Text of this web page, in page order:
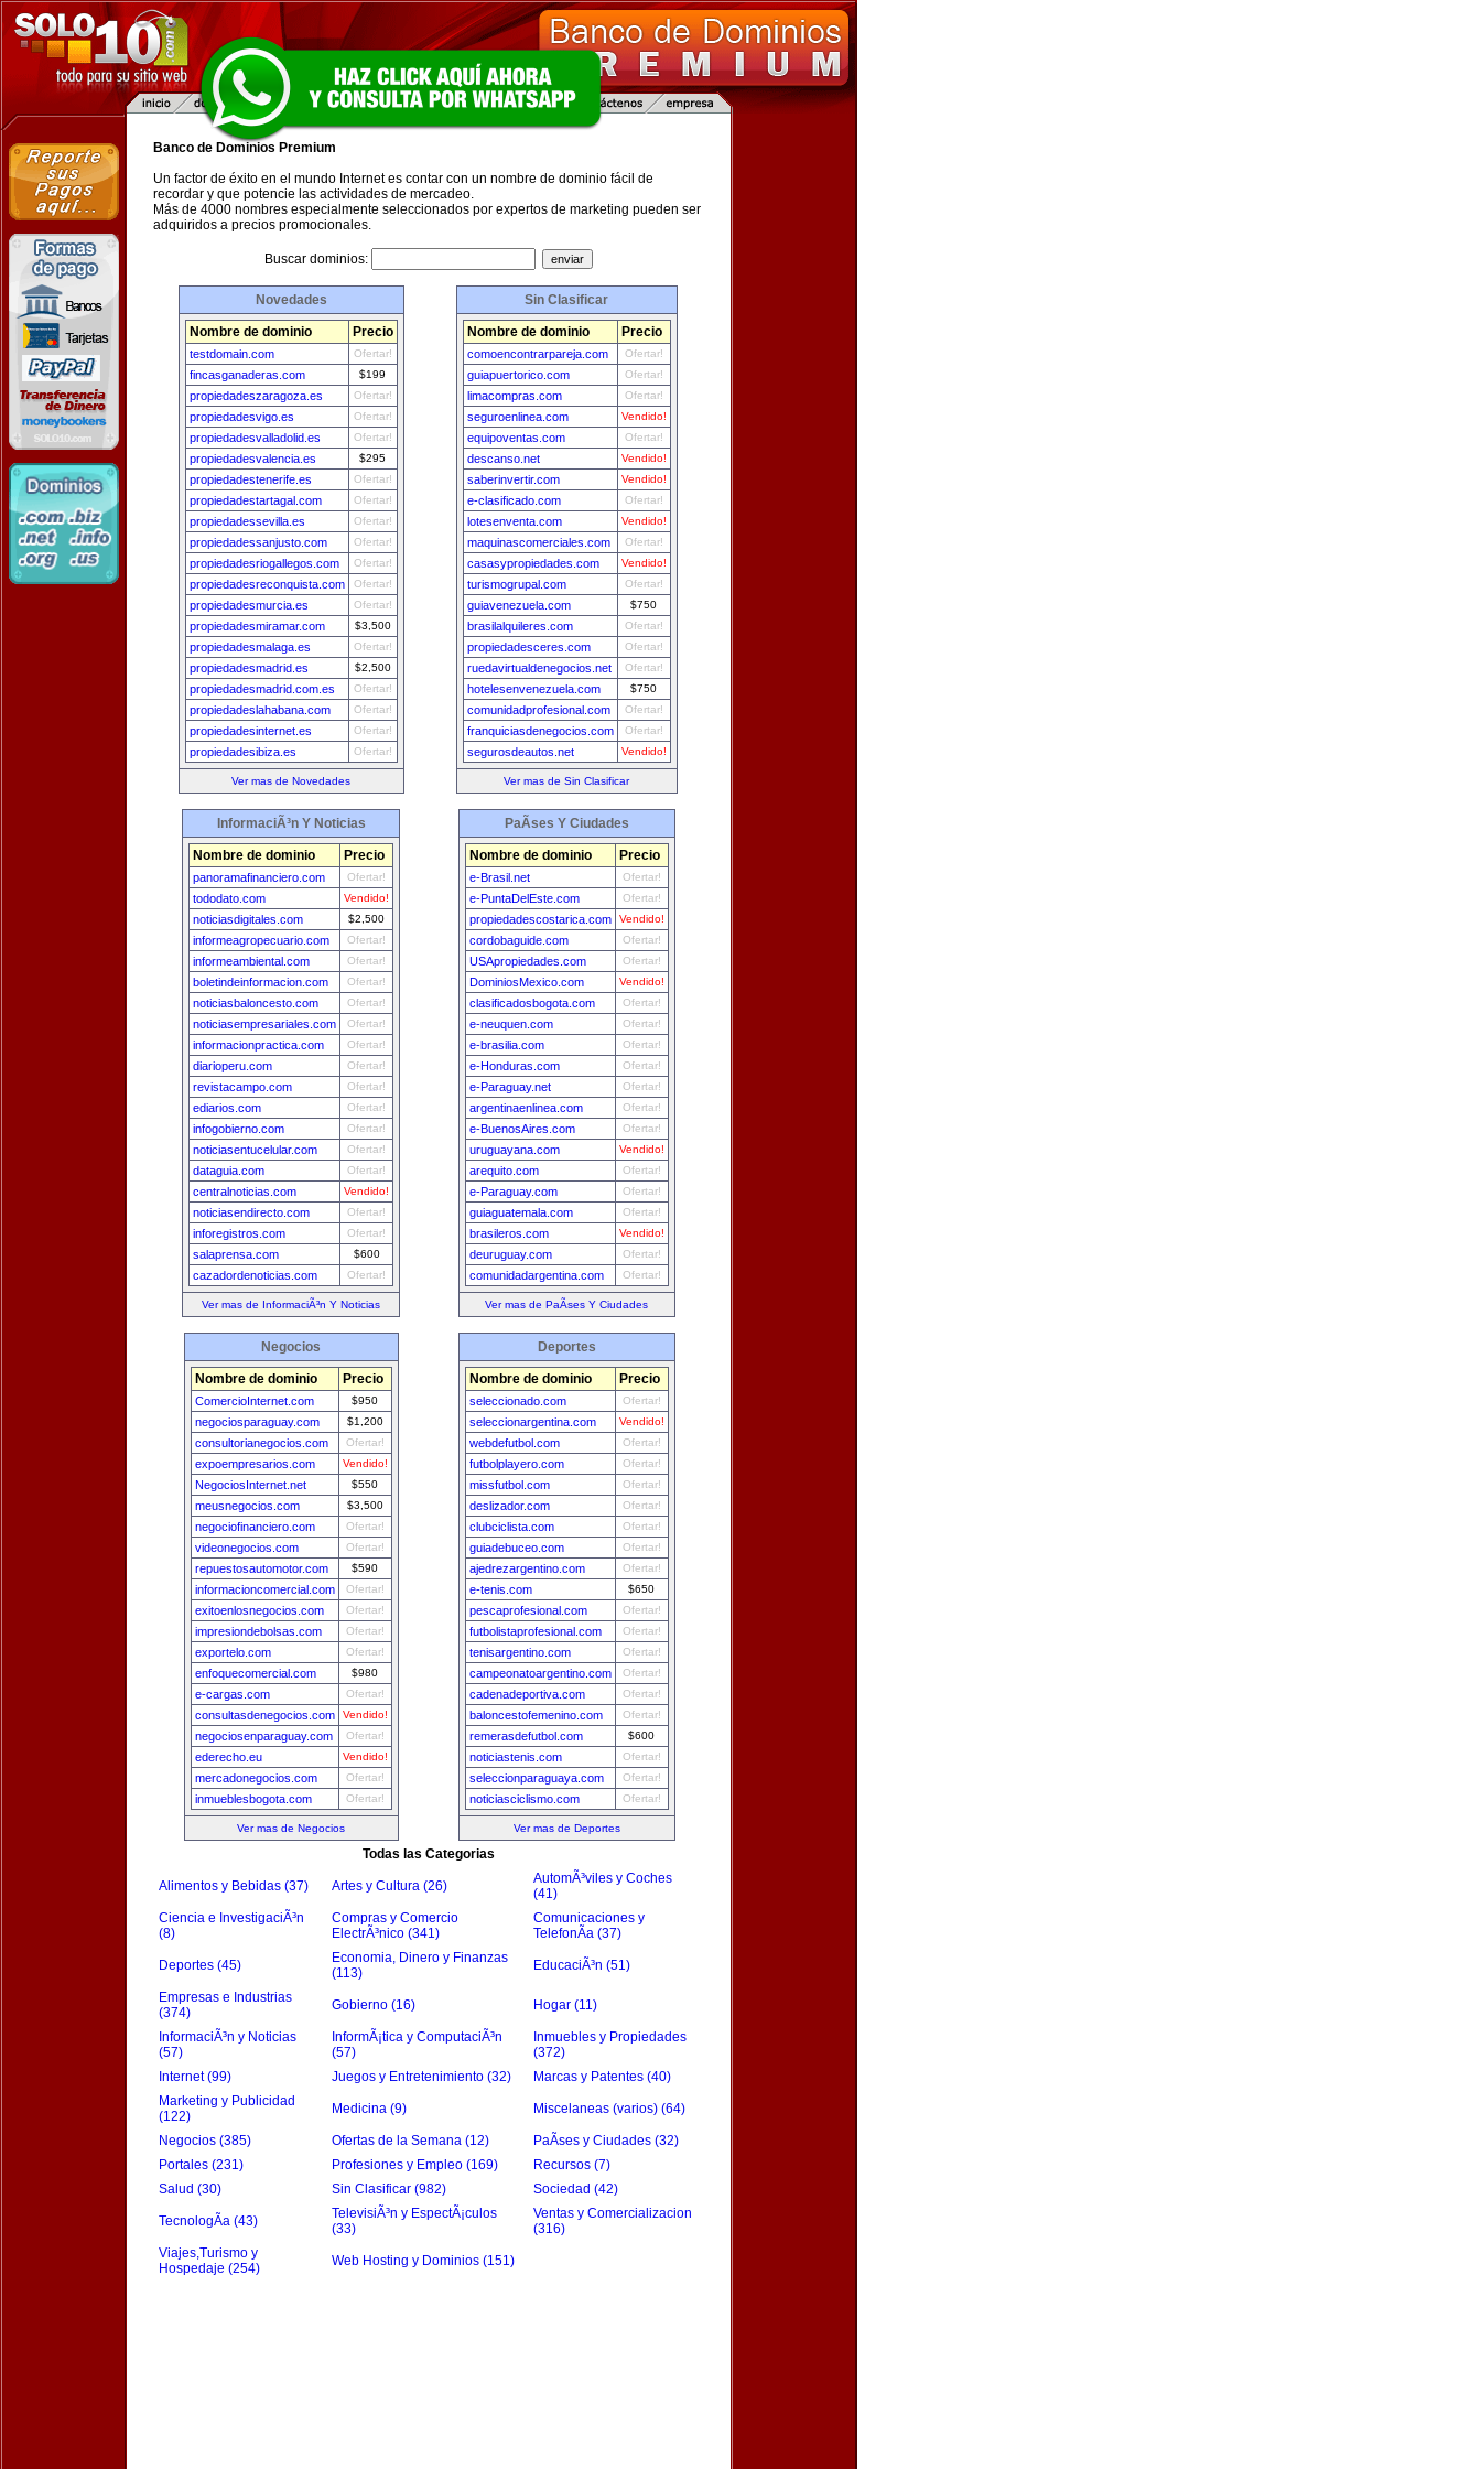
Banco de Dominios Premium
Un factor de éxito en el mundo Internet es contar con un nombre de dominio fácil de
recordar y que potencie las actividades de mercadeo.
Más de 4000 nombres especialmente seleccionados por expertos de marketing pueden ser
adquiridos a precios promocionales.
Buscar dominios:
Novedades
Nombre de dominio Precio
testdomain.com Ofertar!
fincasganaderas.com $199
propiedadeszaragoza.es Ofertar!
propiedadesvigo.es Ofertar!
propiedadesvalladolid.es Ofertar!
propiedadesvalencia.es $295
propiedadestenerife.es Ofertar!
propiedadestartagal.com Ofertar!
propiedadessevilla.es Ofertar!
propiedadessanjusto.com Ofertar!
propiedadesriogallegos.com Ofertar!
propiedadesreconquista.com Ofertar!
propiedadesmurcia.es Ofertar!
propiedadesmiramar.com $3,500
propiedadesmalaga.es Ofertar!
propiedadesmadrid.es $2,500
propiedadesmadrid.com.es Ofertar!
propiedadeslahabana.com Ofertar!
propiedadesinternet.es Ofertar!
propiedadesibiza.es Ofertar!
Ver mas de Novedades
Sin Clasificar
Nombre de dominio Precio
comoencontrarpareja.com Ofertar!
guiapuertorico.com Ofertar!
limacompras.com Ofertar!
seguroenlinea.com Vendido!
equipoventas.com Ofertar!
descanso.net Vendido!
saberinvertir.com Vendido!
e-clasificado.com Ofertar!
lotesenventa.com Vendido!
maquinascomerciales.com Ofertar!
casasypropiedades.com Vendido!
turismogrupal.com Ofertar!
guiavenezuela.com $750
brasilalquileres.com Ofertar!
propiedadesceres.com Ofertar!
ruedavirtualdenegocios.net Ofertar!
hotelesenvenezuela.com $750
comunidadprofesional.com Ofertar!
franquiciasdenegocios.com Ofertar!
segurosdeautos.net Vendido!
Ver mas de Sin Clasificar
InformaciÃ³n Y Noticias
Nombre de dominio Precio
panoramafinanciero.com Ofertar!
tododato.com Vendido!
noticiasdigitales.com $2,500
informeagropecuario.com Ofertar!
informeambiental.com Ofertar!
boletindeinformacion.com Ofertar!
noticiasbaloncesto.com Ofertar!
noticiasempresariales.com Ofertar!
informacionpractica.com Ofertar!
diarioperu.com Ofertar!
revistacampo.com Ofertar!
ediarios.com Ofertar!
infogobierno.com Ofertar!
noticiasentucelular.com Ofertar!
dataguia.com Ofertar!
centralnoticias.com Vendido!
noticiasendirecto.com Ofertar!
inforegistros.com Ofertar!
salaprensa.com $600
cazadordenoticias.com Ofertar!
Ver mas de InformaciÃ³n Y Noticias
PaÃ­ses Y Ciudades
Nombre de dominio Precio
e-Brasil.net Ofertar!
e-PuntaDelEste.com Ofertar!
propiedadescostarica.com Vendido!
cordobaguide.com Ofertar!
USApropiedades.com Ofertar!
DominiosMexico.com Vendido!
clasificadosbogota.com Ofertar!
e-neuquen.com Ofertar!
e-brasilia.com Ofertar!
e-Honduras.com Ofertar!
e-Paraguay.net Ofertar!
argentinaenlinea.com Ofertar!
e-BuenosAires.com Ofertar!
uruguayana.com Vendido!
arequito.com Ofertar!
e-Paraguay.com Ofertar!
guiaguatemala.com Ofertar!
brasileros.com Vendido!
deuruguay.com Ofertar!
comunidadargentina.com Ofertar!
Ver mas de PaÃ­ses Y Ciudades
Negocios
Nombre de dominio Precio
ComercioInternet.com $950
negociosparaguay.com $1,200
consultorianegocios.com Ofertar!
expoempresarios.com Vendido!
NegociosInternet.net $550
meusnegocios.com $3,500
negociofinanciero.com Ofertar!
videonegocios.com Ofertar!
repuestosautomotor.com $590
informacioncomercial.com Ofertar!
exitoenlosnegocios.com Ofertar!
impresiondebolsas.com Ofertar!
exportelo.com Ofertar!
enfoquecomercial.com $980
e-cargas.com Ofertar!
consultasdenegocios.com Vendido!
negociosenparaguay.com Ofertar!
ederecho.eu Vendido!
mercadonegocios.com Ofertar!
inmueblesbogota.com Ofertar!
Ver mas de Negocios
Deportes
Nombre de dominio Precio
seleccionado.com Ofertar!
seleccionargentina.com Vendido!
webdefutbol.com Ofertar!
futbolplayero.com Ofertar!
missfutbol.com Ofertar!
deslizador.com Ofertar!
clubciclista.com Ofertar!
guiadebuceo.com Ofertar!
ajedrezargentino.com Ofertar!
e-tenis.com $650
pescaprofesional.com Ofertar!
futbolistaprofesional.com Ofertar!
tenisargentino.com Ofertar!
campeonatoargentino.com Ofertar!
cadenadeportiva.com Ofertar!
baloncestofemenino.com Ofertar!
remerasdefutbol.com $600
noticiastenis.com Ofertar!
seleccionparaguaya.com Ofertar!
noticiasciclismo.com Ofertar!
Ver mas de Deportes
Todas las Categorias
Alimentos y Bebidas (37) Artes y Cultura (26)
AutomÃ³viles y Coches
(41)
Ciencia e InvestigaciÃ³n
(8)
Compras y Comercio
ElectrÃ³nico (341)
Comunicaciones y
TelefonÃ­a (37)
Deportes (45)
Economia, Dinero y Finanzas
(113)
EducaciÃ³n (51)
Empresas e Industrias
(374)
Gobierno (16) Hogar (11)
InformaciÃ³n y Noticias
(57)
InformÃ¡tica y ComputaciÃ³n
(57)
Inmuebles y Propiedades
(372)
Internet (99)
Juegos y Entretenimiento (32)
Marcas y Patentes (40)
Marketing y Publicidad
(122)
Medicina (9) Miscelaneas (varios) (64)
Negocios (385) Ofertas de la Semana (12)
PaÃ­ses y Ciudades (32)
Portales (231)
Profesiones y Empleo (169)
Recursos (7)
Salud (30)
Sin Clasificar (982) Sociedad (42)
TecnologÃ­a (43)
TelevisiÃ³n y EspectÃ¡culos
(33)
Ventas y Comercializacion
(316)
Viajes,Turismo y
Hospedaje (254)
Web Hosting y Dominios (151)